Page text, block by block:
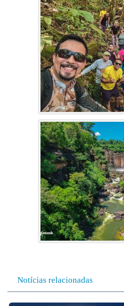
Notícias relacionadas